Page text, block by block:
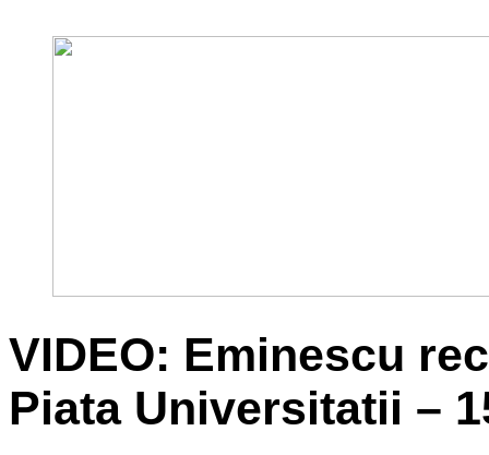
VIDEO: Eminescu
Piata Universitatii –